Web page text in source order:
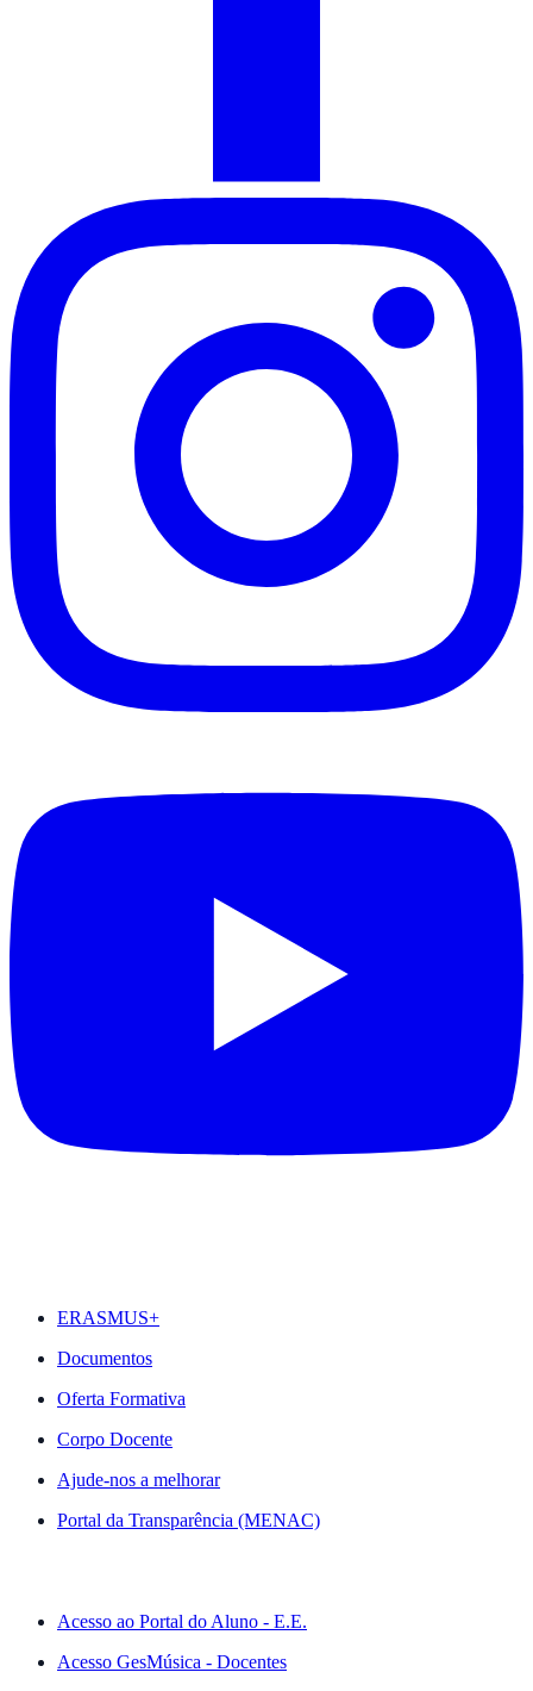
ERASMUS+
Documentos
Oferta Formativa
Corpo Docente
Ajude-nos a melhorar
Portal da Transparência (MENAC)
Acesso ao Portal do Aluno - E.E.
Acesso GesMúsica - Docentes